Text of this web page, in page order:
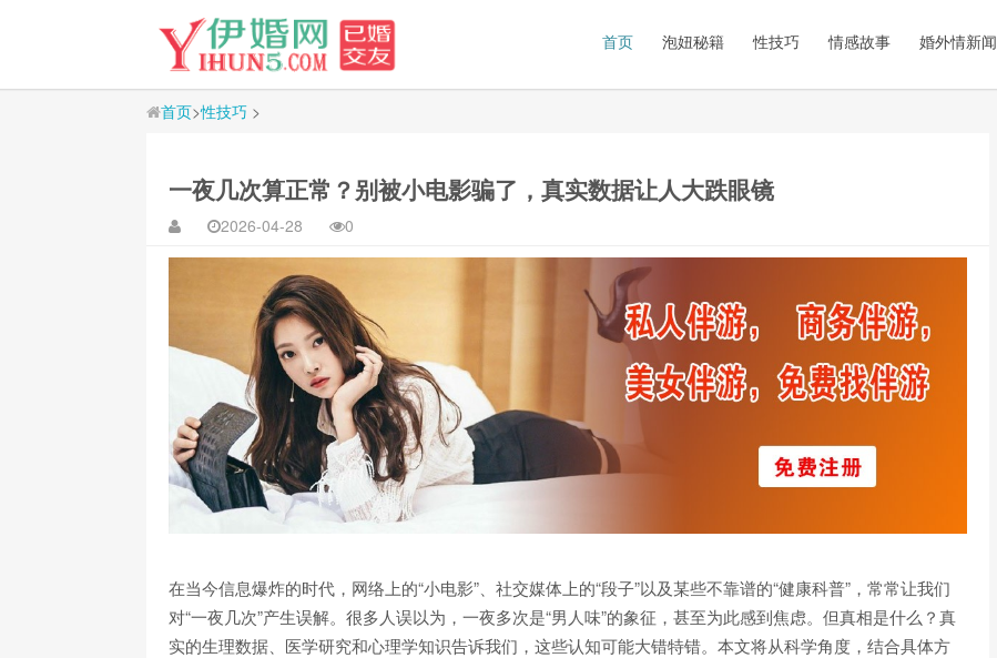
首页 泡妞秘籍 性技巧 情感故事 婚外情新闻
首页>性技巧 >
一夜几次算正常？别被小电影骗了，真实数据让人大跌眼镜
2026-04-28 0
在当今信息爆炸的时代，网络上的“小电影”、社交媒体上的“段子”以及某些不靠谱的“健康科普”，常常让我们
对“一夜几次”产生误解。很多人误以为，一夜多次是“男人味”的象征，甚至为此感到焦虑。但真相是什么？真
实的生理数据、医学研究和心理学知识告诉我们，这些认知可能大错特错。本文将从科学角度，结合具体方